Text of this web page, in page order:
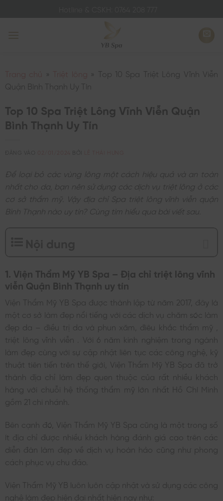
» » Top 10 Spa Triệt Lông Vĩnh Viễn
Quận Bình Thạnh Uy Tín
Top 10 Spa Triệt Lông Vĩnh Viễn Quận
Bình Thạnh Uy Tín
Để loại bỏ các vùng lông một cách hiệu quả và an toàn
nhất cho da, bạn nên sử dụng các dịch vụ triệt lông ở các
cơ sở thẩm mỹ. Vậy địa chỉ Spa triệt lông vĩnh viễn quận
Bình Thạnh nào uy tín? Cùng tìm hiểu qua bài viết sau.
1. Viện Thẩm Mỹ YB Spa – Địa chỉ triệt lông vĩnh
viễn Quận Bình Thạnh uy tín
Viện Thẩm Mỹ YB Spa được thành lập từ năm 2017, đây là
một cơ sở làm đẹp nổi tiếng với các dịch vụ chăm sóc làm
đẹp da – điều trị da và phun xăm, điêu khắc thẩm mỹ ,
triệt lông vĩnh viễn . Với 6 năm kinh nghiệm trong ngành
làm đẹp cùng với sự cập nhật liên tục các công nghệ, kỹ
thuật tiên tiến trên thế giới, Viện Thẩm Mỹ YB Spa đã trở
thành địa chỉ làm đẹp quen thuộc của rất nhiều khách
hàng với chuỗi hệ thống thẩm mỹ lớn nhất Hồ Chí Minh
gồm 21 chi nhánh.
Bên cạnh đó, Viện Thẩm Mỹ YB Spa cũng là một trong số
ít địa chỉ được nhiều khách hàng đánh giá cao trên các
diễn đàn làm đẹp về dịch vụ hoàn hảo cũng như phong
cách phục vụ chu đáo.
Viện Thẩm Mỹ YB luôn luôn cập nhật và sử dụng các công
nghệ làm đẹp hiện đại nhất hiện nay như: